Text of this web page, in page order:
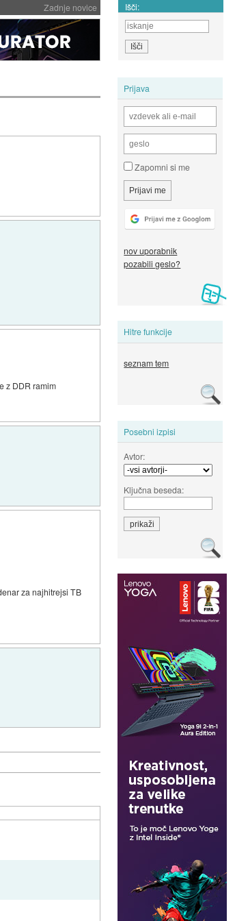
Zadnje novice Išči:
Prijava
Zapomni si me
nov uporabnik
pozabili geslo?
Hitre funkcije
seznam tem
Posebni izpisi
Avtor:
Ključna beseda:
z DDR ramim
za najhitrejsi TB